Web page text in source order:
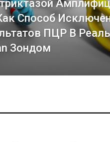
Способ
ПЦР В
Зондом